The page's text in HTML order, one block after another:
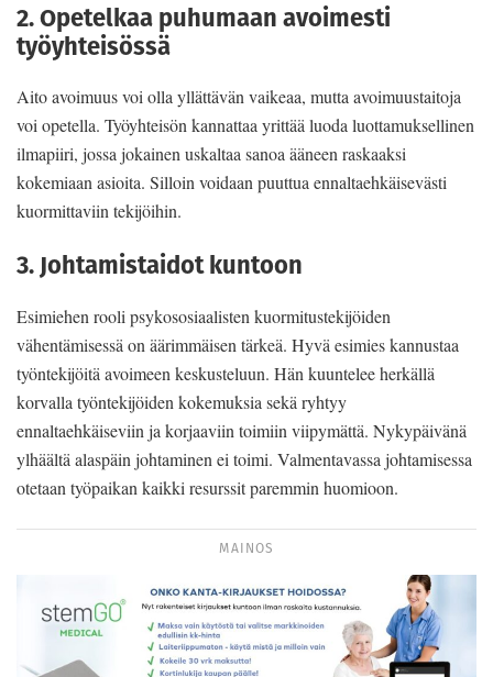
2. Opetelkaa puhumaan avoimesti
työyhteisössä
Aito avoimuus voi olla yllättävän vaikeaa, mutta avoimuustaitoja
voi opetella. Työyhteisön kannattaa yrittää luoda luottamuksellinen
ilmapiiri, jossa jokainen uskaltaa sanoa ääneen raskaaksi
kokemiaan asioita. Silloin voidaan puuttua ennaltaehkäisevästi
kuormittaviin tekijöihin.
3. Johtamistaidot kuntoon
Esimiehen rooli psykososiaalisten kuormitustekijöiden
vähentämisessä on äärimmäisen tärkeä. Hyvä esimies kannustaa
työntekijöitä avoimeen keskusteluun. Hän kuuntelee herkällä
korvalla työntekijöiden kokemuksia sekä ryhtyy
ennaltaehkäiseviin ja korjaaviin toimiin viipymättä. Nykypäivänä
ylhäältä alaspäin johtaminen ei toimi. Valmentavassa johtamisessa
otetaan työpaikan kaikki resurssit paremmin huomioon.
MAINOS